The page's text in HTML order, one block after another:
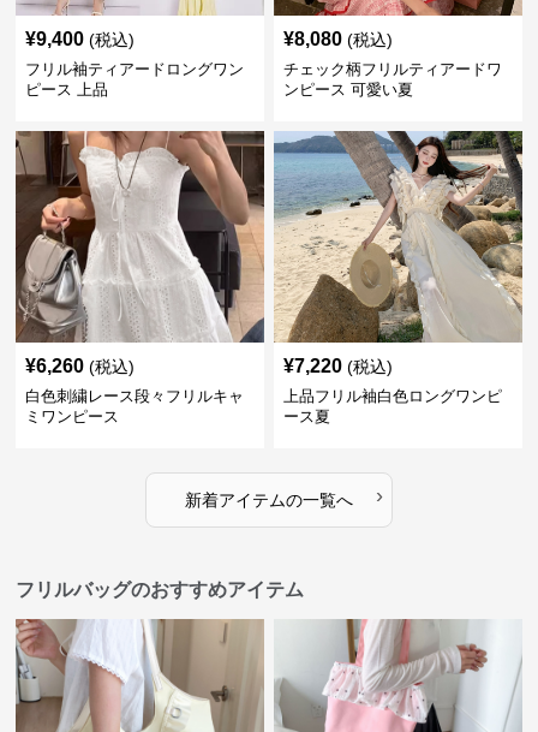
¥9,400 (税込)
フリル袖ティアードロングワン
ピース 上品
¥8,080 (税込)
チェック柄フリルティアードワ
ンピース 可愛い夏
¥6,260 (税込)
白色刺繍レース段々フリルキャ
ミワンピース
¥7,220 (税込)
上品フリル袖白色ロングワンピ
ース夏
新着アイテムの一覧へ ›
フリルバッグのおすすめアイテム